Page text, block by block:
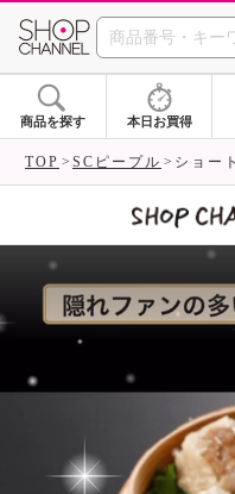
商品を探す 本日お買得
TOP SCピープル ショー